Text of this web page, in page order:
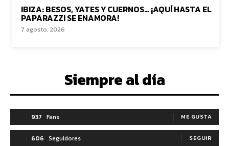
IBIZA: BESOS, YATES Y CUERNOS… ¡AQUÍ HASTA EL
PAPARAZZI SE ENAMORA!
7 agosto, 2026
Siempre al día
937 Fans ME GUSTA
606 Seguidores SEGUIR